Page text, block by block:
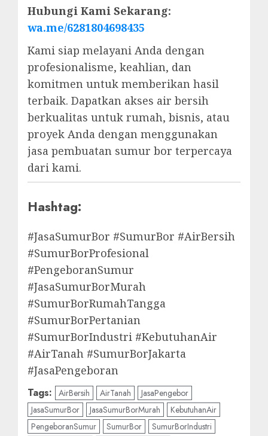
Hubungi Kami Sekarang:
wa.me/6281804698435
Kami siap melayani Anda dengan
profesionalisme, keahlian, dan
komitmen untuk memberikan hasil
terbaik. Dapatkan akses air bersih
berkualitas untuk rumah, bisnis, atau
proyek Anda dengan menggunakan
jasa pembuatan sumur bor terpercaya
dari kami.
Hashtag:
#JasaSumurBor #SumurBor #AirBersih
#SumurBorProfesional
#PengeboranSumur
#JasaSumurBorMurah
#SumurBorRumahTangga
#SumurBorPertanian
#SumurBorIndustri #KebutuhanAir
#AirTanah #SumurBorJakarta
#JasaPengeboran
Tags: AirBersih AirTanah
JasaPengebor
JasaSumurBor
JasaSumurBorMurah
KebutuhanAir
PengeboranSumur
SumurBor
SumurBorIndustri